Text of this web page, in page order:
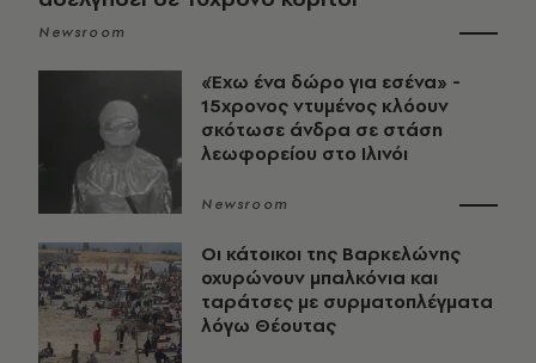
Newsroom
«Έχω ένα δώρο για εσένα» -
15χρονος ντυμένος κλόουν
σκότωσε άνδρα σε στάση
λεωφορείου στο Ιλινόι
Newsroom
Οι κάτοικοι της Βαρκελώνης
οχυρώνουν μπαλκόνια και
ταράτσες με συρματοπλέγματα
λόγω Θέουτας